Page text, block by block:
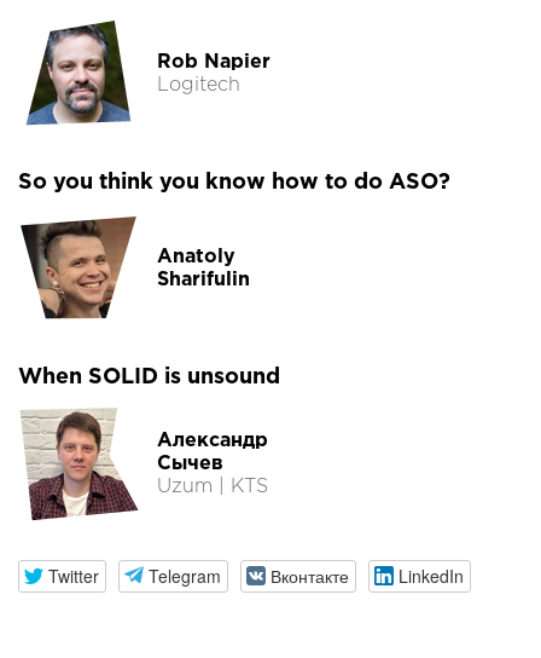
Rob Napier
Logitech
So you think you know how to do ASO?
Anatoly
Sharifulin
When SOLID is unsound
Александр
Сычев
Uzum | KTS
Twitter Telegram Вконтакте LinkedIn